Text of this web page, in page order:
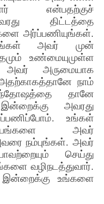
என்பதற்குச்
திட்டத்தை
அர்ப்பணியுங்கள்.
அவர் முன்
உண்மையுமுள்ள
அவர் அருமையாக
நாம்
தானே
இன்றைக்கு அவரது
உங்கள்
அவர்
அவரை நம்புங்கள். அவர்
செய்து
வழிநடத்துவார்.
இன்றைக்கு உங்களை